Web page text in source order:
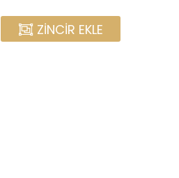
ZINCIR EKLE